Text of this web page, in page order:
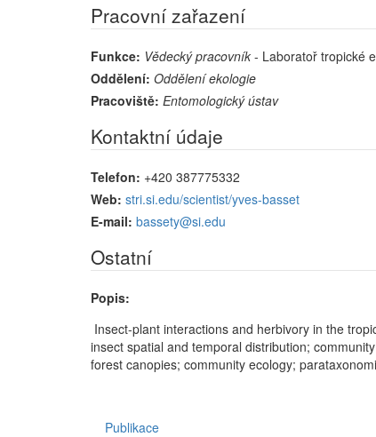
Pracovní zařazení
Funkce: Vědecký pracovník - Laboratoř tropické
Oddělení: Oddělení ekologie
Pracoviště: Entomologický ústav
Kontaktní údaje
Telefon: +420 387775332
Web: stri.si.edu/scientist/yves-basset
E-mail: bassety@si.edu
Ostatní
Popis:
Insect-plant interactions and herbivory in the
insect spatial and temporal distribution;
forest canopies; community ecology;
Publikace